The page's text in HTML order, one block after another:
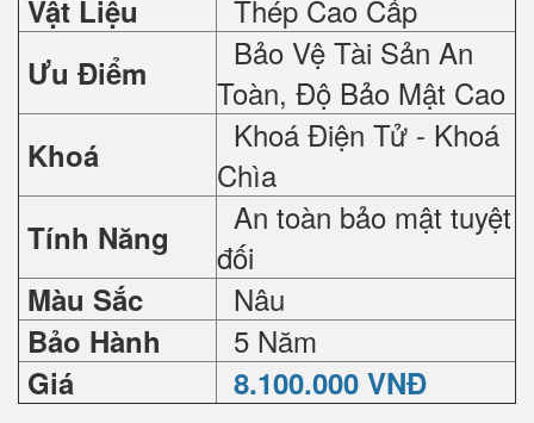
Vật Liệu Thép Cao Cấp
Ưu Điểm
Bảo Vệ Tài Sản An
Toàn, Độ Bảo Mật Cao
Khoá
Khoá Điện Tử - Khoá
Chìa
Tính Năng
An toàn bảo mật tuyệt
đối
Màu Sắc Nâu
Bảo Hành 5 Năm
Giá 8.100.000 VNĐ